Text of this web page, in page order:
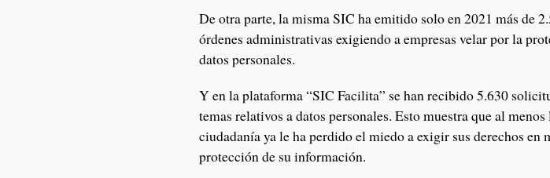
De otra parte, la misma SIC ha emitido solo en 2021 más de
órdenes administrativas exigiendo a empresas velar por la
datos personales.
Y en la plataforma “SIC Facilita” se han recibido 5.630
temas relativos a datos personales. Esto muestra que al menos
ciudadanía ya le ha perdido el miedo a exigir sus derechos en
protección de su información.